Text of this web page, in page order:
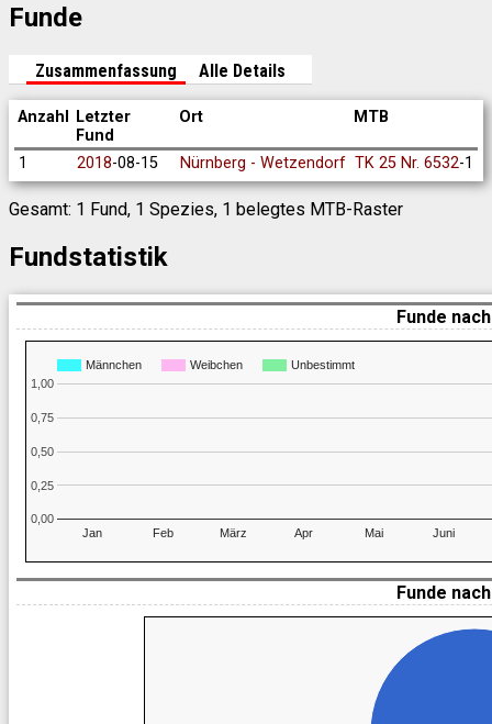
Funde
Zusammenfassung Alle Details
Anzahl
Letzter
Fund
Ort MTB
1 2018-08-15 Nürnberg - Wetzendorf TK 25 Nr. 6532-1
Gesamt: 1 Fund, 1 Spezies, 1 belegtes MTB-Raster
Fundstatistik
Funde
Männchen Weibchen Unbestimmt
Jan Feb März Apr Mai Juni
0,00
0,25
0,50
0,75
1,00
Funde